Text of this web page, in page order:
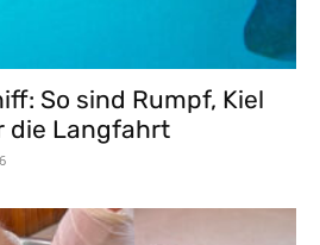
So sind Rumpf, Kiel
die Langfahrt